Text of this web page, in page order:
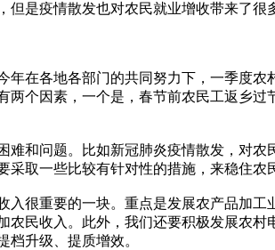
是疫情散发也对农民就业增收带来了
在各地各部门的共同努力下，一季度
两个因素，一个是，春节前农民工返乡
难和问题。比如新冠肺炎疫情散发，对
取一些比较有针对性的措施，来稳住农
很重要的一块。重点是发展农产品加
农民收入。此外，我们还要积极发展农
档升级、提质增效。